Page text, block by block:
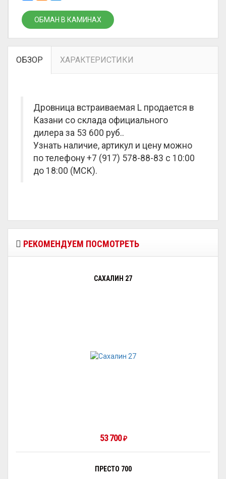
ОБМАН В КАМИНАХ
ОБЗОР ХАРАКТЕРИСТИКИ
Дровница встраиваемая L продается в
Казани со склада официального
дилера за 53 600 руб..
Узнать наличие, артикул и цену можно
по телефону +7 (917) 578-88-83 с 10:00
до 18:00 (МСК).
РЕКОМЕНДУЕМ ПОСМОТРЕТЬ
САХАЛИН 27
53 700₽
ПРЕСТО 700